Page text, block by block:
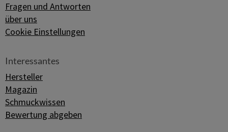
Fragen und Antworten
über uns
Cookie Einstellungen
Interessantes
Hersteller
Magazin
Schmuckwissen
Bewertung abgeben